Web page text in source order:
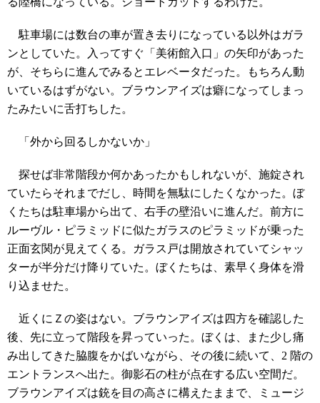
駐車場には数台の車が置き去りになっている以外はガラ
ンとしていた。入ってすぐ「美術館入口」の矢印があった
が、そちらに進んでみるとエレベータだった。もちろん動
いているはずがない。ブラウンアイズは癖になってしまっ
たみたいに舌打ちした。
「外から回るしかないか」
探せば非常階段か何かあったかもしれないが、施錠され
ていたらそれまでだし、時間を無駄にしたくなかった。ぼ
くたちは駐車場から出て、右手の壁沿いに進んだ。前方に
ルーヴル・ピラミッドに似たガラスのピラミッドが乗った
正面玄関が見えてくる。ガラス戸は開放されていてシャッ
ターが半分だけ降りていた。ぼくたちは、素早く身体を滑
り込ませた。
近くにＺの姿はない。ブラウンアイズは四方を確認した
後、先に立って階段を昇っていった。ぼくは、また少し痛
み出してきた脇腹をかばいながら、その後に続いて、2 階の
エントランスへ出た。御影石の柱が点在する広い空間だ。
ブラウンアイズは銃を目の高さに構えたままで、ミュージ